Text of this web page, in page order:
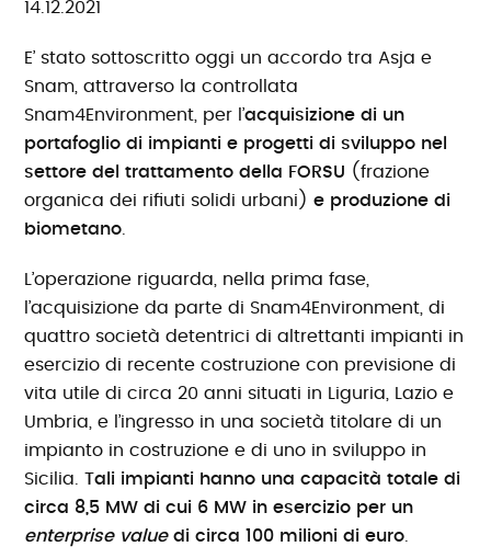
14.12.2021
E’ stato sottoscritto oggi un accordo tra Asja e
Snam, attraverso la controllata
Snam4Environment, per l’acquisizione di un
portafoglio di impianti e progetti di sviluppo nel
settore del trattamento della FORSU (frazione
organica dei rifiuti solidi urbani)e produzione di
biometano
L’operazione riguarda, nella prima fase,
l’acquisizione da parte di Snam4Environment, di
quattro società detentrici di altrettanti impianti in
esercizio di recente costruzione con previsione di
vita utile di circa 20 anni situati in Liguria, Lazio e
Umbria, e l’ingresso in una società titolare di un
impianto in costruzione e di uno in sviluppo in
Sicilia.Tali impianti hanno una capacità totale di
circa 8,5 MW di cui 6 MW in esercizio per un
enterprise valuedi circa 100 milioni di euro